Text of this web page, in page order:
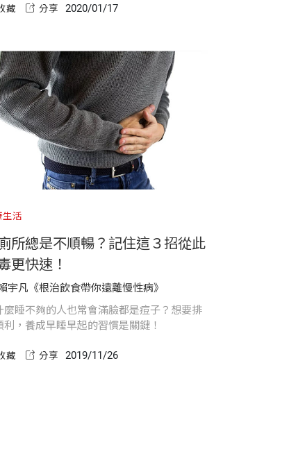
反過來，他們提供家庭文化意義、安定力量
藏 分享 2020/01/17
生活
所總是不順暢？記住這３招從此
更快速！
宇凡《根治飲食帶你遠離慢性病》
麼睡不夠的人也常會滿臉都是痘子？想要排
利，養成早睡早起的習慣是關鍵！
藏 分享 2019/11/26